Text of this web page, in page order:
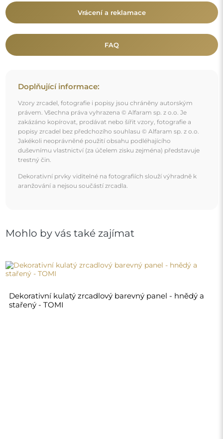
Vrácení a reklamace
FAQ
Doplňující informace:
Vzory zrcadel, fotografie i popisy jsou chráněny autorským
právem. Všechna práva vyhrazena © Alfaram sp. z o.o. Je
zakázáno kopírovat, prodávat nebo šířit vzory, fotografie a
popisy zrcadel bez předchozího souhlasu © Alfaram sp. z o.o.
Jakékoli neoprávněné použití obsahu podléhajícího
duševnímu vlastnictví (za účelem zisku zejména) představuje
trestný čin.
Dekorativní prvky viditelné na fotografiích slouží výhradně k
aranžování a nejsou součástí zrcadla.
Mohlo by vás také zajímat
Dekorativní kulatý zrcadlový barevný panel - hnědý a
stařený - TOMI